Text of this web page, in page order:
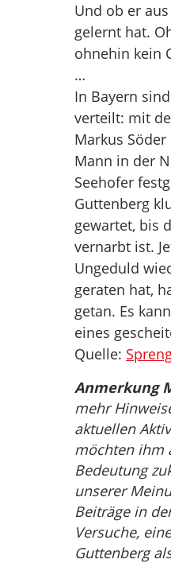
Und ob er
gelernt hat.
ohnehin kein
…
In Bayern
verteilt: mit
Markus
Mann in der
Seehofer
Guttenberg
gewartet, bis
vernarbt ist.
Ungeduld
geraten hat,
getan. Es
eines
Quelle:
Anmerkung
mehr
aktuellen
möchten ihm
Bedeutung
unserer
Beiträge in
Versuche,
Guttenberg